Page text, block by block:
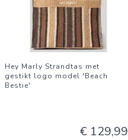
Hey Marly Strandtas met
gestikt logo model 'Beach
Bestie'
€ 129,99